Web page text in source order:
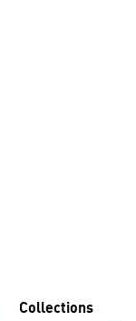
Collections